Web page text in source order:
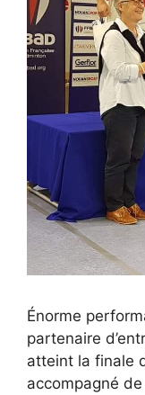
Énorme
partenaire
atteint la finale
accompagné